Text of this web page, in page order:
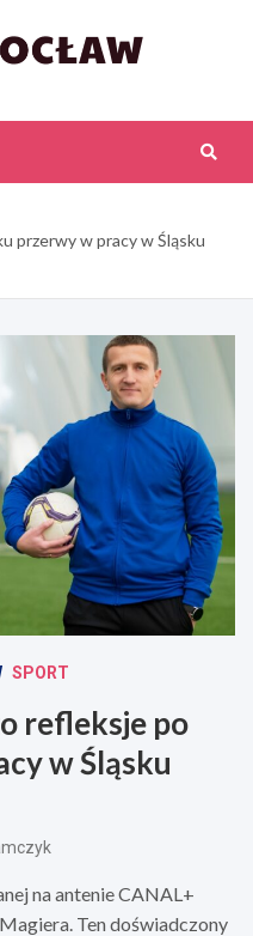
przerwy w pracy w Śląsku
SPORT
refleksje po
w Śląsku
na antenie CANAL+
Ten doświadczony